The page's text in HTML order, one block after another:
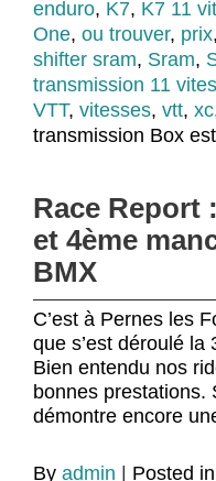
enduro, K7, K7 11
One, ou trouver, prix,
shifter sram, Sram,
transmission 11
VTT, vitesses, vtt, xc
transmission Box
Race Report
et 4ème
BMX
C’est à Pernes les
que s’est déroulé
Bien entendu nos
bonnes prestations.
démontre encore
By admin Posted in